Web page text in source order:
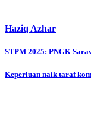
Haziq Azhar
Post
navigation
STPM 2025: PNGK
Keperluan naik taraf